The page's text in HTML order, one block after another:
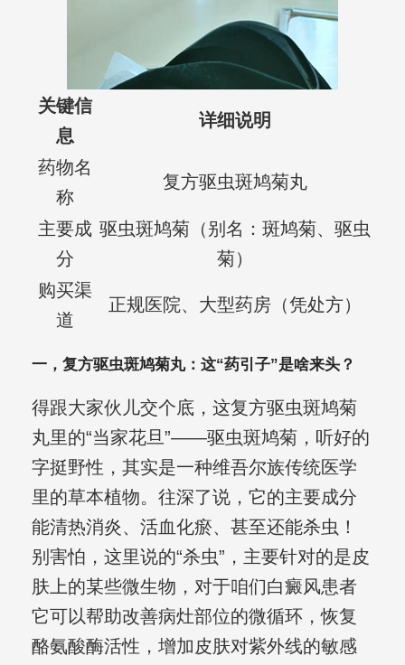
关键信
息
详细说明
药物名
称
复方驱虫斑鸠菊丸
主要成
分
驱虫斑鸠菊（别名：斑鸠菊、驱虫
菊）
购买渠
道
正规医院、大型药房（凭处方）
一，复方驱虫斑鸠菊丸：这“药引子”是啥来头？
得跟大家伙儿交个底，这复方驱虫斑鸠菊
丸里的“当家花旦”——驱虫斑鸠菊，听好的
字挺野性，其实是一种维吾尔族传统医学
里的草本植物。往深了说，它的主要成分
能清热消炎、活血化瘀、甚至还能杀虫！
别害怕，这里说的“杀虫”，主要针对的是皮
肤上的某些微生物，对于咱们白癜风患者
它可以帮助改善病灶部位的微循环，恢复
酪氨酸酶活性，增加皮肤对紫外线的敏感